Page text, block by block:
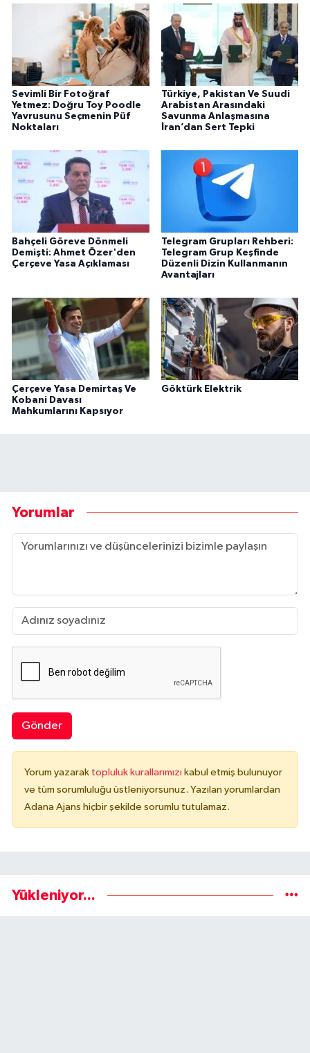
Sevimli Bir Fotoğraf
Yetmez: Doğru Toy Poodle
Yavrusunu Seçmenin Püf
Noktaları
Türkiye, Pakistan Ve Suudi
Arabistan Arasındaki
Savunma Anlaşmasına
İran’dan Sert Tepki
Bahçeli Göreve Dönmeli
Demişti: Ahmet Özer'den
Çerçeve Yasa Açıklaması
Telegram Grupları Rehberi:
Telegram Grup Keşfinde
Düzenli Dizin Kullanmanın
Avantajları
Çerçeve Yasa Demirtaş Ve
Kobani Davası
Mahkumlarını Kapsıyor
Göktürk Elektrik
Yorumlar
Gönder
Yorum yazarak topluluk kurallarımızı kabul etmiş bulunuyor
ve tüm sorumluluğu üstleniyorsunuz. Yazılan yorumlardan
Adana Ajans hiçbir şekilde sorumlu tutulamaz.
Yükleniyor...